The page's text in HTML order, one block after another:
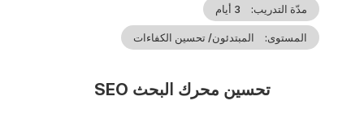
مدّة التدريب 3 أيام
المستوى المبتدئون/ تحسين الكفاءات
تحسين محرك البحث SEO